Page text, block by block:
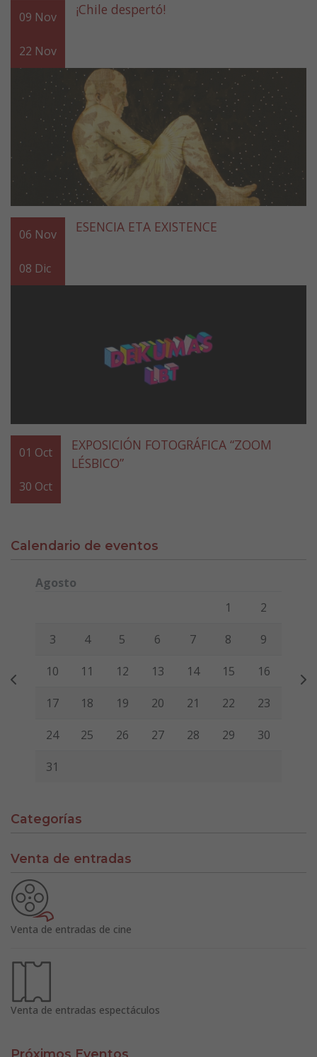
09 Nov
22 Nov
¡Chile despertó!
06 Nov
08 Dic
ESENCIA ETA EXISTENCE
01 Oct
30 Oct
EXPOSICIÓN FOTOGRÁFICA “ZOOM
LÉSBICO”
Calendario de eventos
Agosto
Viernes Sábado
1 2
3 4 5 6 7 8 9
10 11 12 13 14 15 16
17 18 19 20 21 22 23
24 25 26 27 28 29 30
31
Categorías
Venta de entradas
Venta de entradas de cine
Venta de entradas espectáculos